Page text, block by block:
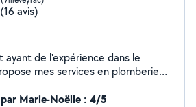
(16 avis)
ayant de l'expérience dans le
mes services en plomberie
de la réactivité. N'hésitez pas à me
Marie-Noëlle : 4/5